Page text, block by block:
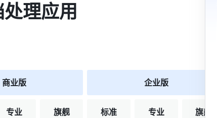
理应用
商业版
专业 旗舰
企业版
标准 专业 旗舰